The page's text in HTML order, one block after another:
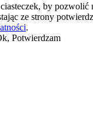
by pozwolić
ze strony
.
Potwierdzam